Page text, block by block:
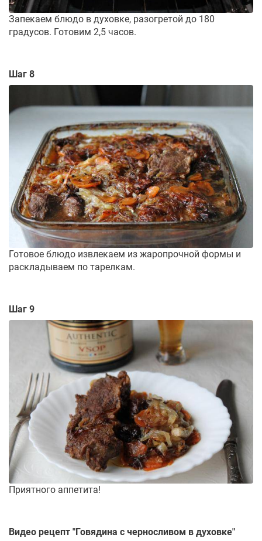
Запекаем блюдо в духовке, разогретой до 180
градусов. Готовим 2,5 часов.
Шаг 8
Готовое блюдо извлекаем из жаропрочной формы и
раскладываем по тарелкам.
Шаг 9
Приятного аппетита!
Видео рецепт "Говядина с черносливом в духовке"